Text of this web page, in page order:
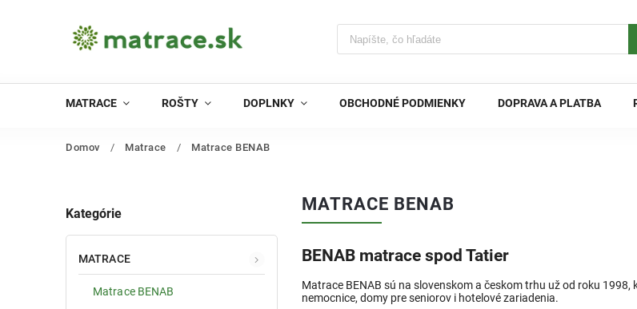
MATRACE ROŠTY DOPLNKY OBCHODNÉ PODMIENKY DOPRAVA A PLATBA
Domov / Matrace / Matrace BENAB
Kategórie
MATRACE
Matrace BENAB
MATRACE BENAB
BENAB matrace spod Tatier
Matrace BENAB sú na slovenskom a českom trhu už od roku
nemocnice, domy pre seniorov i hotelové zariadenia.